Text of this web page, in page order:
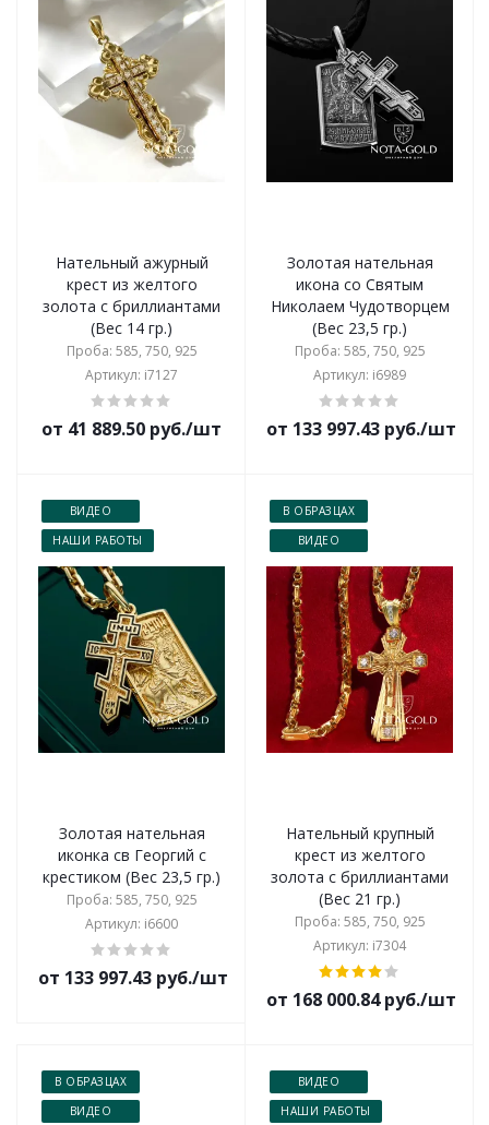
Нательный ажурный
крест из желтого
золота с бриллиантами
(Вес 14 гр.)
Проба: 585, 750, 925
Артикул: i7127
от 41 889.50 руб./шт
Золотая нательная
икона со Святым
Николаем Чудотворцем
(Вес 23,5 гр.)
Проба: 585, 750, 925
Артикул: i6989
от 133 997.43 руб./шт
ВИДЕО
НАШИ РАБОТЫ
Золотая нательная
иконка св Георгий с
крестиком (Вес 23,5 гр.)
Проба: 585, 750, 925
Артикул: i6600
от 133 997.43 руб./шт
В ОБРАЗЦАХ
ВИДЕО
Нательный крупный
крест из желтого
золота с бриллиантами
(Вес 21 гр.)
Проба: 585, 750, 925
Артикул: i7304
от 168 000.84 руб./шт
В ОБРАЗЦАХ
ВИДЕО
ВИДЕО
НАШИ РАБОТЫ